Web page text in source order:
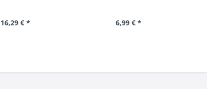
16,29 € * 6,99 € *